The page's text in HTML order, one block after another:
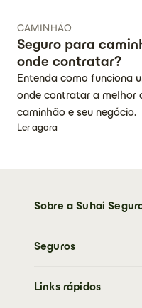
CAMINHÃO
Seguro para
onde contratar?
Entenda como funciona
onde contratar a melhor
caminhão e seu negócio.
Ler agora
Sobre a Suhai
Imprensa
Sustentabilidade
Seguros
Carro
Links rápidos